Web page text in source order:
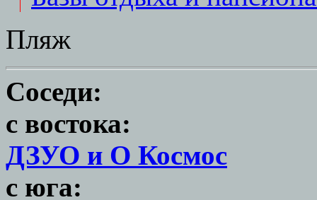
Пляж
Соседи:
с востока:
ДЗУО и О Космос
с юга: